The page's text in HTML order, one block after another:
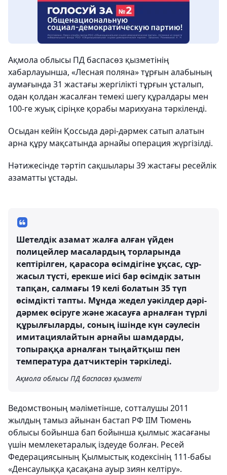
Ақмола облысы ПД баспасөз қызметінің
хабарлауынша, «Лесная поляна» тұрғын алабының
аумағында 31 жастағы жергілікті тұрғын ұсталып,
одан қолдан жасалған темекі шегу құралдары мен
100-ге жуық сіріңке қорабы марихуана тәркіленді.
Осыдан кейін Қоссыда дәрі-дәрмек сатып алатын
арна құру мақсатында арнайы операция жүргізілді.
Нәтижесінде тәртіп сақшылары 39 жастағы ресейлік
азаматты ұстады.
Шетелдік азамат жалға алған үйден
полицейлер масалардың торларында
кептірілген, қарасора өсімдігіне ұқсас, сұр-
жасыл түсті, ерекше иісі бар өсімдік затын
тапқан, салмағы 19 келі болатын 35 түп
өсімдікті тапты. Мұнда жедел уәкілдер дәрі-
дәрмек өсіруге және жасауға арналған түрлі
құрылғыларды, соның ішінде күн сәулесін
имитациялайтын арнайы шамдарды,
топыраққа арналған тыңайтқыш пен
температура датчиктерін тәркіледі.
Ақмола облысы ПД баспасөз қызметі
Ведомствоның мәліметінше, сотталушы 2011
жылдың тамыз айынан бастап РФ ІІМ Тюмень
облысы бойынша бап бойынша қылмыс жасағаны
үшін мемлекетаралық іздеуде болған. Ресей
Федерациясының Қылмыстық кодексінің 111-бабы
«Денсаулыққа қасақана ауыр зиян келтіру».